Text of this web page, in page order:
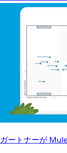
ガートナーが